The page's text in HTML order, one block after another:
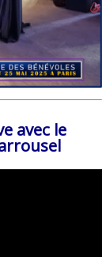
avec le